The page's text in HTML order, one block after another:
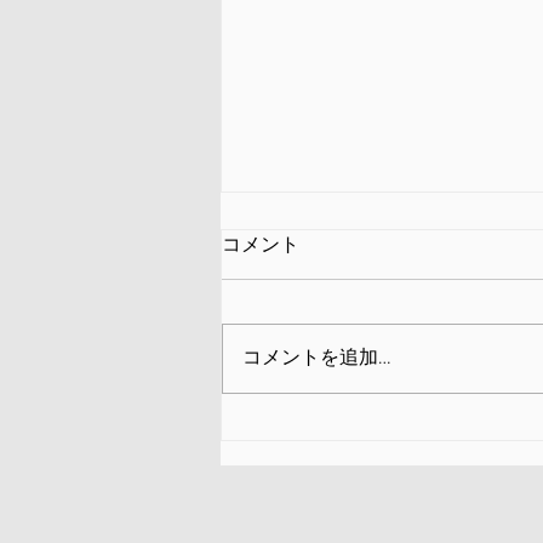
コメント
コメントを追加…